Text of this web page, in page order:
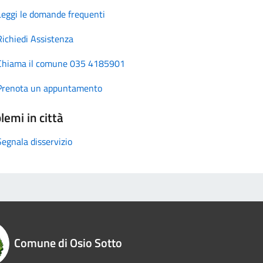
le domande frequenti
Assistenza
il comune 035 4185901
un appuntamento
in città
disservizio
Comune di Osio Sotto